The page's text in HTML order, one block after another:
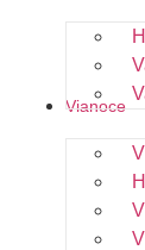
Vianoce